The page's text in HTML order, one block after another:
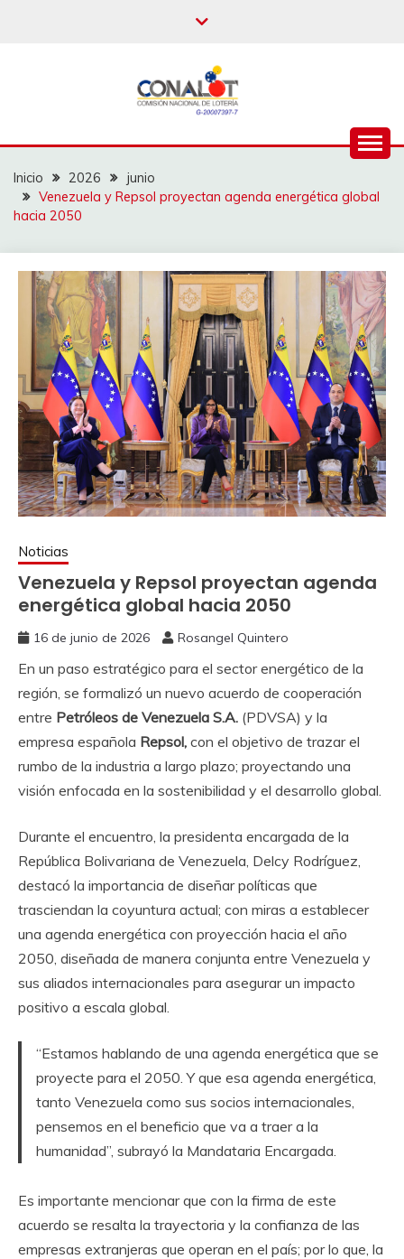
Inicio 2026
junio
Venezuela y Repsol proyectan agenda energética global
hacia 2050
Noticias
Venezuela y Repsol proyectan agenda
energética global hacia 2050
16 de junio de 2026 Rosangel Quintero
En un paso estratégico para el sector energético de la
región, se formalizó un nuevo acuerdo de cooperación
entre Petróleos de Venezuela S.A. (PDVSA) y la
empresa española Repsol, con el objetivo de trazar el
rumbo de la industria a largo plazo; proyectando una
visión enfocada en la sostenibilidad y el desarrollo global.
Durante el encuentro, la presidenta encargada de la
República Bolivariana de Venezuela, Delcy Rodríguez,
destacó la importancia de diseñar políticas que
trasciendan la coyuntura actual; con miras a establecer
una agenda energética con proyección hacia el año
2050, diseñada de manera conjunta entre Venezuela y
sus aliados internacionales para asegurar un impacto
positivo a escala global.
“Estamos hablando de una agenda energética que se
proyecte para el 2050. Y que esa agenda energética,
tanto Venezuela como sus socios internacionales,
pensemos en el beneficio que va a traer a la
humanidad”, subrayó la Mandataria Encargada.
Es importante mencionar que con la firma de este
acuerdo se resalta la trayectoria y la confianza de las
empresas extranjeras que operan en el país; por lo que, la